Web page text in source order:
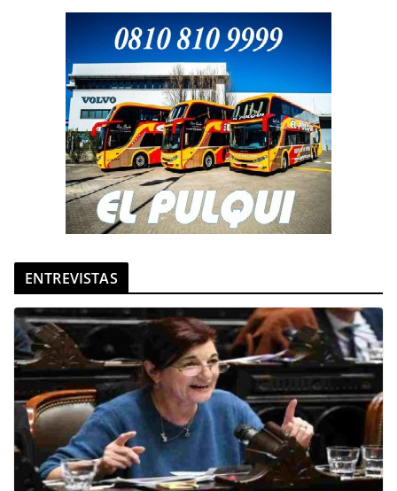
ENTREVISTAS